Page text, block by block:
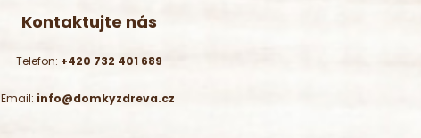
Kontaktujte nás
Telefon: +420 732 401 689
Email: info@domkyzdreva.cz